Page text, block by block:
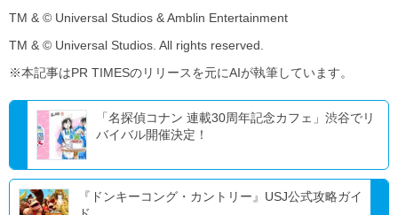
TM & © Universal Studios & Amblin Entertainment
TM & © Universal Studios. All rights reserved.
※本記事はPR TIMESのリリースを元にAIが執筆しています。
「名探偵コナン 連載30周年記念カフェ」渋谷でリ
バイバル開催決定！
『ドンキーコング・カントリー』USJ公式攻略ガイ